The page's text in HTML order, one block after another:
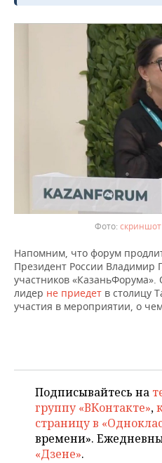
Напомним, что форум
Президент России Владимир
участников
лидер не приедет в столицу
участия в мероприятии, о
Подписывайтесь на
группу «ВКонтакте»,
страницу в
времени».
«Дзене».